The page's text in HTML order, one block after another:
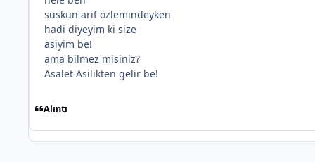
suskun arif özlemindeyken
hadi diyeyim ki size
asiyim be!
ama bilmez misiniz?
Asalet Asilikten gelir be!
Alıntı